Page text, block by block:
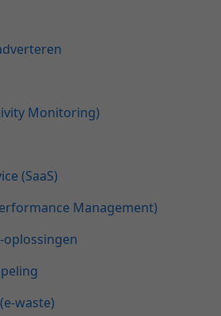
Monitoring)
(SaaS)
Management)
oplossingen
waste)